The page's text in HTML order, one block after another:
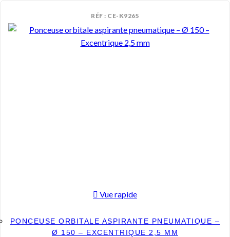
RÉF : CE-K9265
Vue rapide
PONCEUSE ORBITALE ASPIRANTE PNEUMATIQUE –
Ø 150 – EXCENTRIQUE 2,5 MM